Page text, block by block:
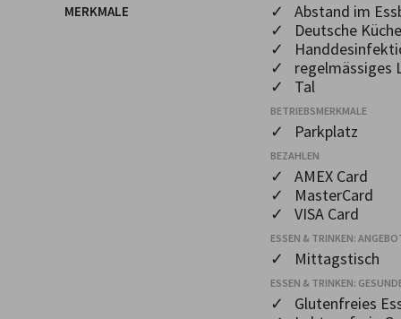
MERKMALE
✓ Abstand im
✓ Deutsche Küche
✓
✓ regelmässiges
✓ Tal
BETRIEBSMERKMALE
✓ Parkplatz
BEZAHLEN
✓ AMEX Card
✓ MasterCard
✓ VISA Card
ESSEN & TRINKEN:
✓ Mittagstisch
ESSEN & TRINKEN:
✓ Glutenfreies